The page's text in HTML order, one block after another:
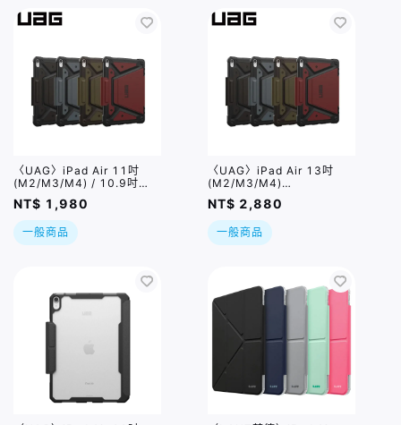
〈UAG〉iPad Air 11吋
(M2/M3/M4) / 10.9吋
(4/5) METROPOLIS SE 都
會款耐衝擊保護殼 / 四色
NT$ 1,980
一般商品
〈UAG〉iPad Air 13吋
(M2/M3/M4)
METROPOLIS SE 都會款耐
衝擊保護殼 / 四色
NT$ 2,880
一般商品